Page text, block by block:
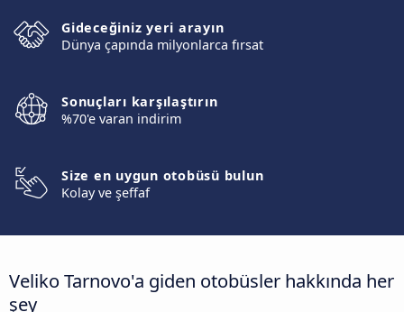
Gideceğiniz yeri arayın
Dünya çapında milyonlarca fırsat
Sonuçları karşılaştırın
%70'e varan indirim
Size en uygun otobüsü bulun
Kolay ve şeffaf
Veliko Tarnovo'a giden otobüsler hakkında her
şey